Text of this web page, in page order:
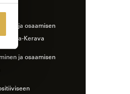
ja osaamisen
Kerava
ja osaamisen